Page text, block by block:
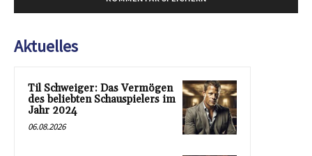
Aktuelles
Til Schweiger: Das Vermögen
des beliebten Schauspielers im
Jahr 2024
06.08.2026